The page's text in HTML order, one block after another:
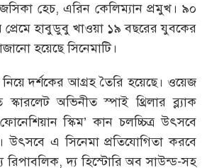
হেচ, এরিন কেলিম্যান প্রমুখ। ৯০
হাবুডুবু খাওয়া ১৯ বছরের যুবকের
হয়েছে সিনেমাটি।
দর্শকের আগ্রহ তৈরি হয়েছে। ওয়েজ
অভিনীত স্পাই থ্রিলার ব্ল্যাক
স্কিম’ কান চলচ্চিত্র উৎসবে
উৎসবে এ সিনেমা প্রতিযোগিতা করবে
দ্য হিস্টোরি অব সাউন্ড-সহ